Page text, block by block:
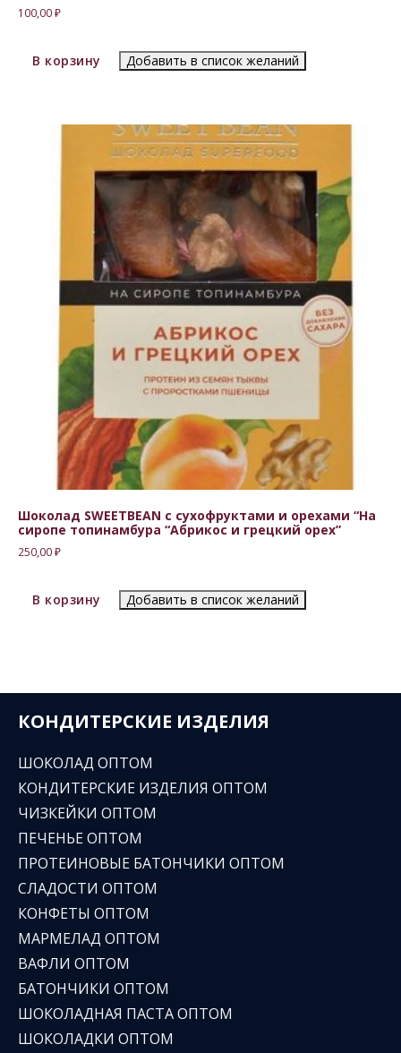
100,00₽
В корзину Добавить в список желаний
Шоколад SWEETBEAN с сухофруктами и орехами “На
сиропе топинамбура “Абрикос и грецкий орех”
250,00₽
В корзину Добавить в список желаний
КОНДИТЕРСКИЕ ИЗДЕЛИЯ
ШОКОЛАД ОПТОМ
КОНДИТЕРСКИЕ ИЗДЕЛИЯ ОПТОМ
ЧИЗКЕЙКИ ОПТОМ
ПЕЧЕНЬЕ ОПТОМ
ПРОТЕИНОВЫЕ БАТОНЧИКИ ОПТОМ
СЛАДОСТИ ОПТОМ
КОНФЕТЫ ОПТОМ
МАРМЕЛАД ОПТОМ
ВАФЛИ ОПТОМ
БАТОНЧИКИ ОПТОМ
ШОКОЛАДНАЯ ПАСТА ОПТОМ
ШОКОЛАДКИ ОПТОМ